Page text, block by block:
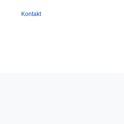
Kontakt